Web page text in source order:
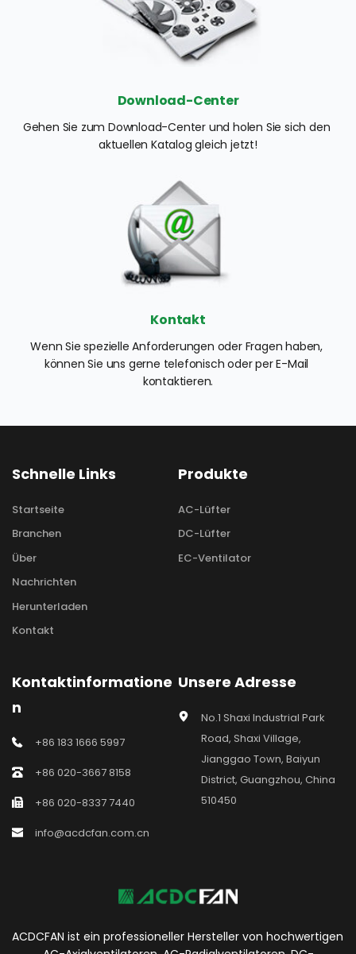
Download-Center
Gehen Sie zum Download-Center und holen Sie sich den
aktuellen Katalog gleich jetzt!
Kontakt
Wenn Sie spezielle Anforderungen oder Fragen haben,
können Sie uns gerne telefonisch oder per E-Mail
kontaktieren.
Schnelle Links
Startseite
Branchen
Über
Nachrichten
Herunterladen
Kontakt
Produkte
AC-Lüfter
DC-Lüfter
EC-Ventilator
Kontaktinformatione
n
+86 183 1666 5997
+86 020-3667 8158
+86 020-8337 7440
info@acdcfan.com.cn
Unsere Adresse
No.1 Shaxi Industrial Park
Road, Shaxi Village,
Jianggao Town, Baiyun
District, Guangzhou, China
510450
ACDCFAN ist ein professioneller Hersteller von hochwertigen